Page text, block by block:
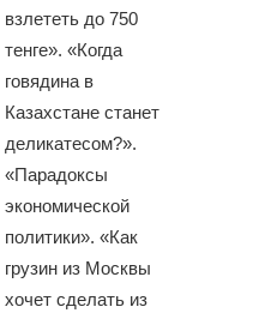
взлететь до 750
тенге». «Когда
говядина в
Казахстане станет
деликатесом?».
«Парадоксы
экономической
политики». «Как
грузин из Москвы
хочет сделать из